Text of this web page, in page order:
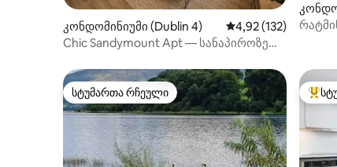
კონდომინიუმი (Dublin 4) საშუალო
4,92 (132)
Chic Sandymount Apt — სანაპიროზე
სტუმართა რჩეული
სტუმართა რჩეული